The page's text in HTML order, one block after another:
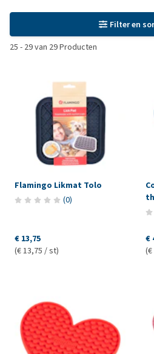
Filter en
25 - 29van 29Producten
Flamingo Likmat Tolo
(0)
€ 13,75
(€ 13,75 / st)
€